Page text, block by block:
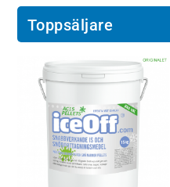
Toppsäljare